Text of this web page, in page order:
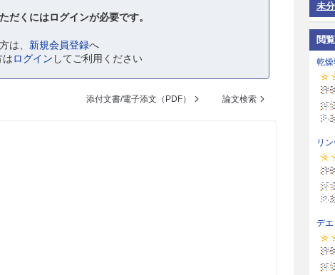
だくにはログインが必要です。
は、 新規会員登録へ
はログイン してご利用ください
添付文書/電子添文（PDF） 論文検索
未
閲
乾燥
リ
デ